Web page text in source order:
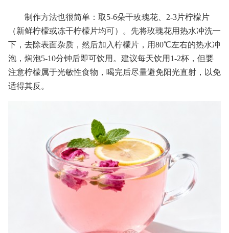
制作方法也很简单：取5-6朵干玫瑰花、2-3片柠檬片
（新鲜柠檬或冻干柠檬片均可）。先将玫瑰花用热水冲洗一
下，去除表面杂质，然后加入柠檬片，用80℃左右的热水冲
泡，焖泡5-10分钟后即可饮用。建议每天饮用1-2杯，但要
注意柠檬属于光敏性食物，喝完后尽量避免阳光直射，以免
适得其反。